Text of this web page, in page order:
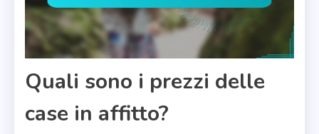
Quali sono i prezzi delle
case in affitto?